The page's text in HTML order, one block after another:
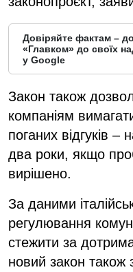
Довіряйте фактам –
«Главком» до своїх
у Google
Закон також
компаніям
поганих відгуків –
два роки, якщо
вирішено.
За даними
регулювання
стежити за
новий закон також